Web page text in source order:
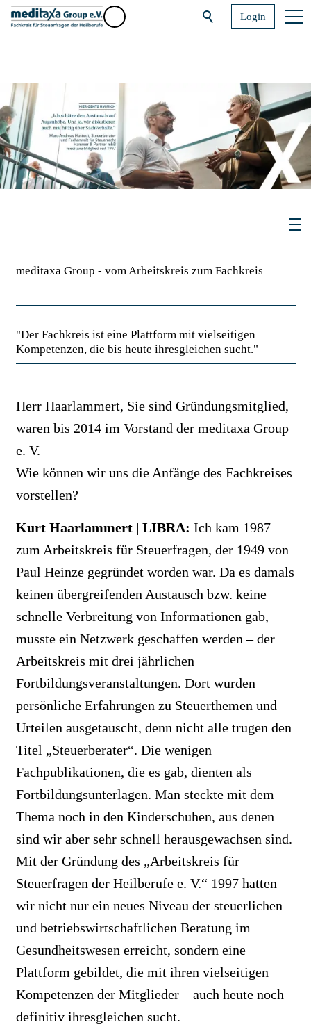
Login
meditaxa Group - vom Arbeitskreis zum Fachkreis
"Der Fachkreis ist eine Plattform mit vielseitigen
Kompetenzen, die bis heute ihresgleichen sucht."
Herr Haarlammert, Sie sind Gründungsmitglied,
waren bis 2014 im Vorstand der meditaxa Group
e. V.
Wie können wir uns die Anfänge des Fachkreises
vorstellen?
Kurt Haarlammert | LIBRA: Ich kam 1987
zum Arbeitskreis für Steuerfragen, der 1949 von
Paul Heinze gegründet worden war. Da es damals
keinen übergreifenden Austausch bzw. keine
schnelle Verbreitung von Informationen gab,
musste ein Netzwerk geschaffen werden – der
Arbeitskreis mit drei jährlichen
Fortbildungsveranstaltungen. Dort wurden
persönliche Erfahrungen zu Steuerthemen und
Urteilen ausgetauscht, denn nicht alle trugen den
Titel „Steuerberater“. Die wenigen
Fachpublikationen, die es gab, dienten als
Fortbildungsunterlagen. Man steckte mit dem
Thema noch in den Kinderschuhen, aus denen
sind wir aber sehr schnell herausgewachsen sind.
Mit der Gründung des „Arbeitskreis für
Steuerfragen der Heilberufe e. V.“ 1997 hatten
wir nicht nur ein neues Niveau der steuerlichen
und betriebswirtschaftlichen Beratung im
Gesundheitswesen erreicht, sondern eine
Plattform gebildet, die mit ihren vielseitigen
Kompetenzen der Mitglieder – auch heute noch –
definitiv ihresgleichen sucht.